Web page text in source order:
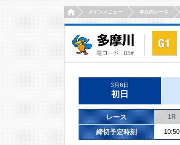
HOMEメインメニュー 本日のレース
3月6日
初日
レース 1R
締切予定時刻 10:50